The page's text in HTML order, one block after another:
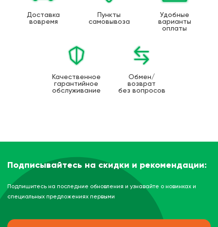
Доставка
вовремя
Пункты
самовывоза
Удобные
варианты
оплаты
Качественное
гарантийное
обслуживание
Обмен/
возврат
без вопросов
Подписывайтесь на скидки и рекомендации:
Подпишитесь на последние обновления и узнавайте о новинках и
специальных предложениях первыми